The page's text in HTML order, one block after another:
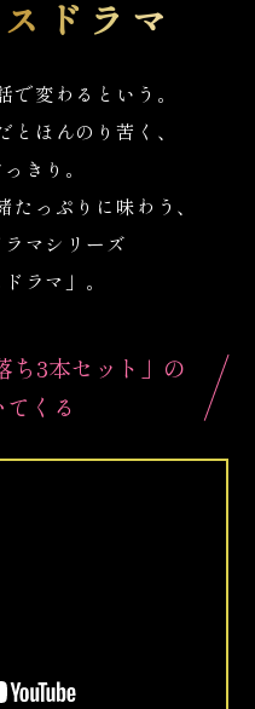
ドラマ
変わるという。
ほんのり苦く、
きり。
たっぷりに味わう、
マシリーズ
ラマ」。
ち3本セット」の
くる